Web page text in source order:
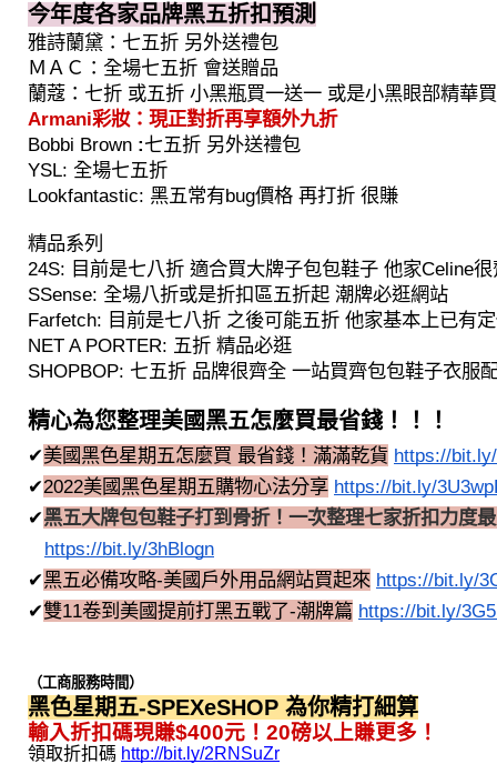
今年度各家品牌黑五折扣預測
雅詩蘭黛：七五折 另外送禮包
ＭＡＣ：全場七五折 會送贈品
蘭蔻：七折 或五折 小黑瓶買一送一 或是小黑眼部精華
Armani彩妝：現正對折再享額外九折
Bobbi Brown :七五折 另外送禮包
YSL: 全場七五折
Lookfantastic: 黑五常有bug價格 再打折 很賺
精品系列
24S: 目前是七八折 適合買大牌子包包鞋子 他家Celine很
SSense: 全場八折或是折扣區五折起 潮牌必逛網站
Farfetch: 目前是七八折 之後可能五折 他家基本上已有
NET A PORTER: 五折 精品必逛
SHOPBOP: 七五折 品牌很齊全 一站買齊包包鞋子衣服
精心為您整理美國黑五怎麼買最省錢！！！
✔美國黑色星期五怎麼買 最省錢！滿滿乾貨 https://
✔2022美國黑色星期五購物心法分享 https://bit.ly/
✔黑五大牌包包鞋子打到骨折！一次整理七家折扣力度
https://bit.ly/3hBlogn
✔黑五必備攻略-美國戶外用品網站買起來 https://bit.ly/
✔雙11卷到美國提前打黑五戰了-潮牌篇 https://bit.ly/
（工商服務時間）
黑色星期五-SPEXeSHOP 為你精打細算
輸入折扣碼現賺$400元！20磅以上賺更多！
領取折扣碼 http://bit.ly/2RNSuZr